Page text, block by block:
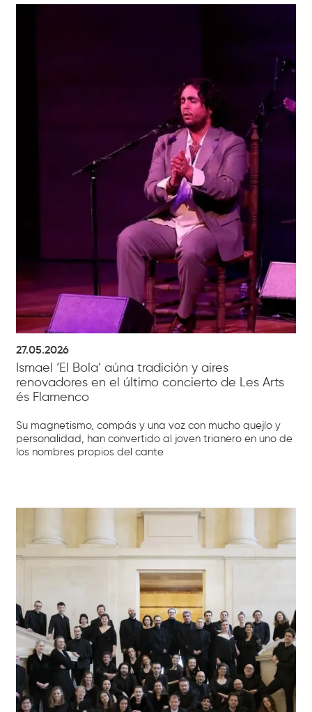
27.05.2026
Ismael ‘El Bola’ aúna tradición y aires
renovadores en el último concierto de Les Arts
és Flamenco
Su magnetismo, compás y una voz con mucho quejío y
personalidad, han convertido al joven trianero en uno de
los nombres propios del cante